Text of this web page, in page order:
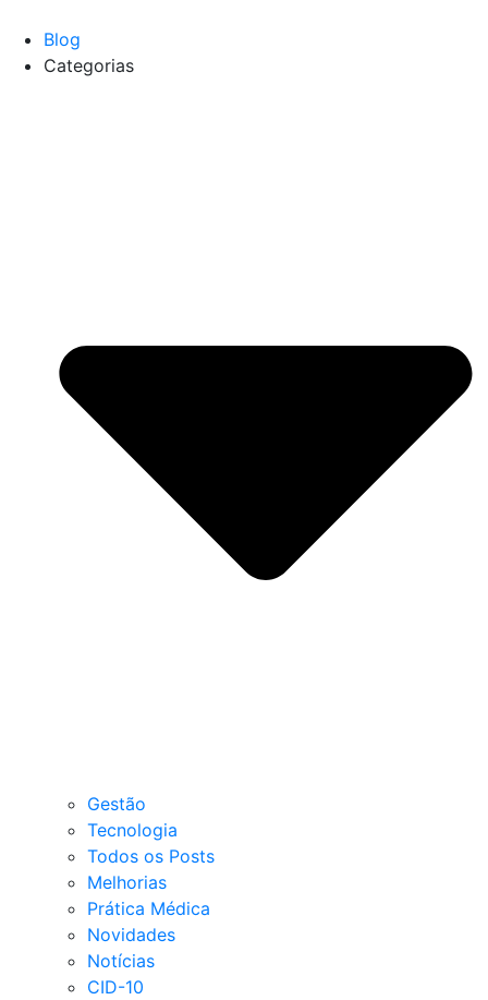
Blog
Categorias
Gestão
Tecnologia
Todos os Posts
Melhorias
Prática Médica
Novidades
Notícias
CID-10